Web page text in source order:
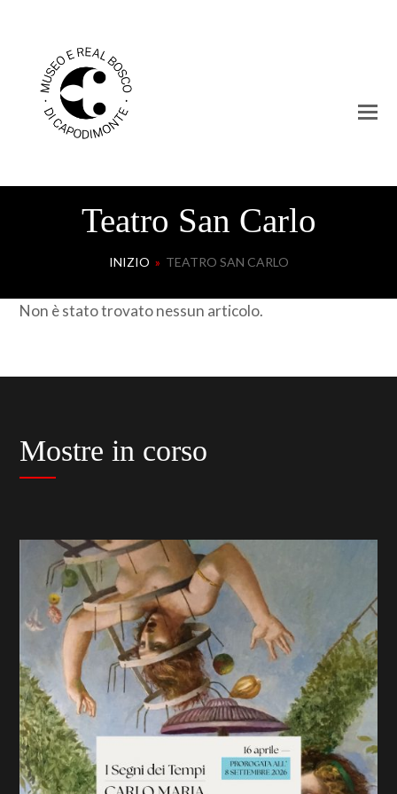
Teatro San Carlo
INIZIO » TEATRO SAN CARLO
Non è stato trovato nessun articolo.
Mostre in corso